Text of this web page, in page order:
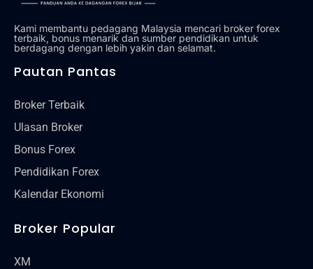
Kami membantu pedagang Malaysia mencari broker forex
terbaik, bonus menarik dan sumber pendidikan untuk
berdagang dengan lebih yakin dan selamat.
Pautan Pantas
Broker Terbaik
Ulasan Broker
Bonus Forex
Pendidikan Forex
Kalendar Ekonomi
Broker Popular
XM